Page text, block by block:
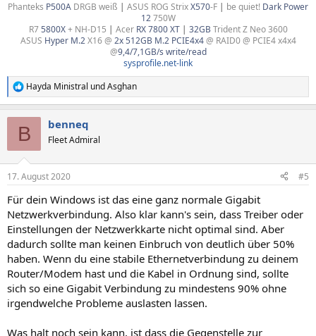
Phanteks P500A DRGB weiß | ASUS ROG StrixX570-F | be quiet! Dark Power
12750W
R75800X+ NH-D15 | Acer RX 7800 XT | 32GB Trident Z Neo 3600
ASUS Hyper M.2X16 @ 2x 512GB M.2 PCIE4x4@ RAID0 @ PCIE4 x4x4
@9,4/7,1GB/s write/read
sysprofile.net-link
R
e
e
:
Hayda Ministral undAsghan
B benneq
Fleet Admiral
17. August 2020 #5
Für dein Windows ist das eine ganz normale Gigabit
Netzwerkverbindung. Also klar kann's sein, dass Treiber oder
Einstellungen der Netzwerkkarte nicht optimal sind. Aber
dadurch sollte man keinen Einbruch von deutlich über 50%
haben. Wenn du eine stabile Ethernetverbindung zu deinem
Router/Modem hast und die Kabel in Ordnung sind, sollte
sich so eine Gigabit Verbindung zu mindestens 90% ohne
irgendwelche Probleme auslasten lassen.
Was halt noch sein kann, ist dass die Gegenstelle zur